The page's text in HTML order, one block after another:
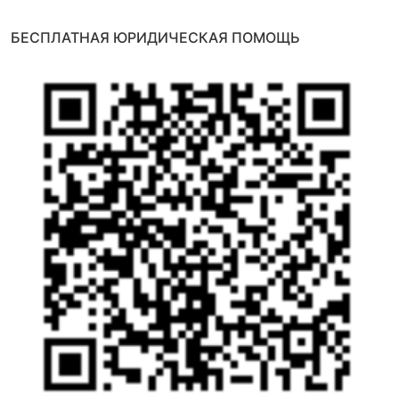
БЕСПЛАТНАЯ ЮРИДИЧЕСКАЯ ПОМОЩЬ